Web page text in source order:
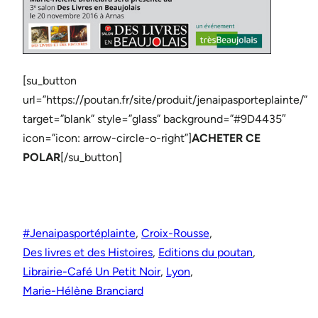
[su_button
url=”https://poutan.fr/site/produit/jenaipasporteplainte/”
target=”blank” style=”glass” background=”#9D4435″
icon=”icon: arrow-circle-o-right”]ACHETER CE
POLAR[/su_button]
#Jenaipasportéplainte, Croix-Rousse,
Des livres et des Histoires, Editions du poutan,
Librairie-Café Un Petit Noir, Lyon,
Marie-Hélène Branciard